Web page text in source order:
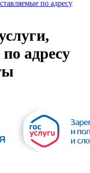
по адресу
адресу